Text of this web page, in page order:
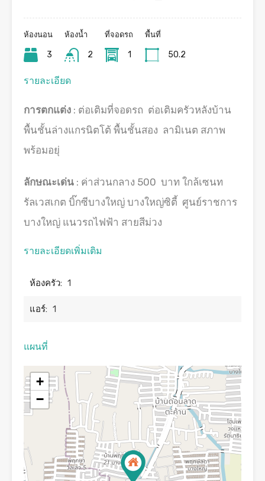
ห้องนอน
3
ห้องน้ำ
2
ที่จอดรถ
1
พื้นที่
50.2
รายละเอียด
การตกแต่ง : ต่อเติมที่จอดรถ ต่อเติมครัวหลังบ้าน
พื้นชั้นล่างแกรนิตโต้ พื้นชั้นสอง ลามิเนต สภาพ
พร้อมอยุ่
ลักษณะเด่น : ค่าส่วนกลาง 500 บาท ใกล้เซนท
รัลเวสเกต บิ๊กซีบางใหญ่ บางใหญ่ซิตี้ ศูนย์ราชการ
บางใหญ่ แนวรถไฟฟ้า สายสีม่วง
รายละเอียดเพิ่มเติม
ห้องครัว: 1
แอร์: 1
แผนที่
+
−